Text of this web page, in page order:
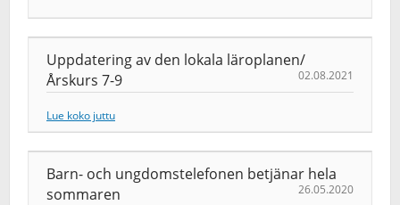
Uppdatering av den lokala läroplanen/
Årskurs 7-9
02.08.2021
Lue koko juttu
Barn- och ungdomstelefonen betjänar hela
sommaren
26.05.2020